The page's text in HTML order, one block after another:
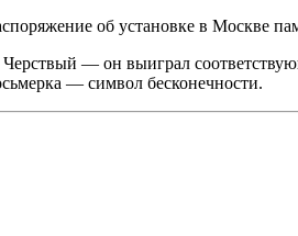
об установке в Москве
— он выиграл
— символ бесконечности.